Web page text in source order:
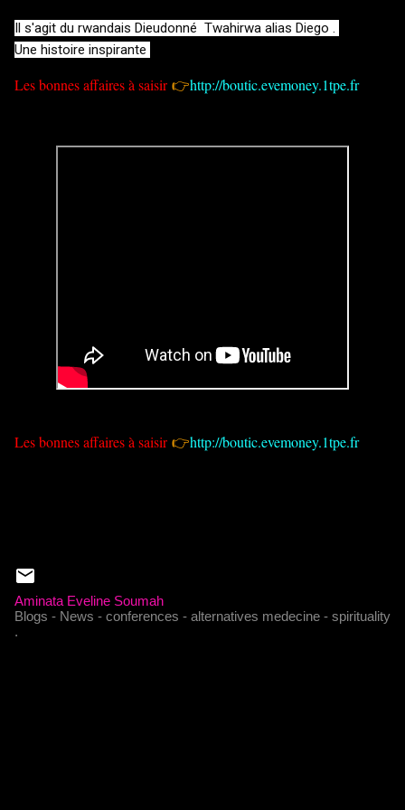
Il s'agit du rwandais Dieudonné  Twahirwa alias Diego .
Une histoire inspirante
Les bonnes affaires à saisir 👉http://boutic.evemoney.1tpe.fr
Les bonnes affaires à saisir 👉http://boutic.evemoney.1tpe.fr
Aminata Eveline Soumah
Blogs - News - conferences - alternatives medecine - spirituality
.